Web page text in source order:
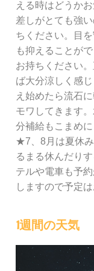
える時はどうか
差しがとても強
ちください。目
も抑えることが
お持ちください
ば大分涼しく感
え始めたら流石
モワしてきます
分補給もこまめに
★7、8月は夏休
るまる休んだり
テルや電車も予
しますので予定は
1週間の天気